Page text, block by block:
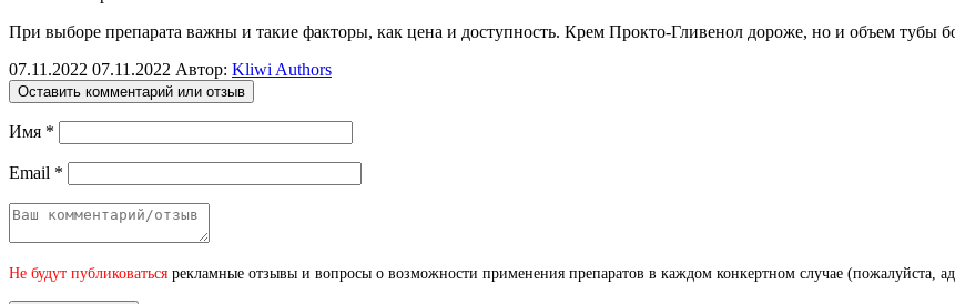
При выборе препарата важны и такие факторы, как цена и доступность. Крем Прокто-Гливенол дороже, но и объем тубы
07.11.2022 07.11.2022 Автор: Kliwi Authors
Оставить комментарий или отзыв
Имя *
Email *
Не будут публиковаться рекламные отзывы и вопросы о возможности применения препаратов в каждом конкертном случае (пожалуйста,